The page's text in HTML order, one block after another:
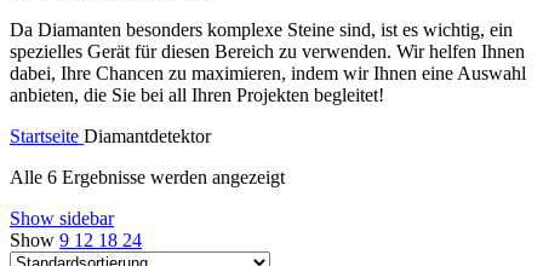
Da Diamanten besonders komplexe Steine sind, ist es wichtig, ein
spezielles Gerät für diesen Bereich zu verwenden. Wir helfen Ihnen
dabei, Ihre Chancen zu maximieren, indem wir Ihnen eine Auswahl
anbieten, die Sie bei all Ihren Projekten begleitet!
Startseite Diamantdetektor
Alle 6 Ergebnisse werden angezeigt
Show sidebar
Show 9 12 18 24